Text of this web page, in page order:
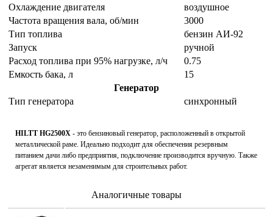
Охлаждение двигателя
воздушное
Частота вращения вала, об/мин
3000
Тип топлива
бензин АИ-92
Запуск
ручной
Расход топлива при 95% нагрузке, л/ч
0.75
Емкость бака, л
15
Генератор
Тип генератора
синхронный
HILTT HG2500X - это бензиновый генератор, расположенный в открытой
металлической раме. Идеально подходит для обеспечения резервным
питанием дачи либо предприятия, подключение производится вручную. Также
агрегат является незаменимым для строительных работ.
Аналогичные товары